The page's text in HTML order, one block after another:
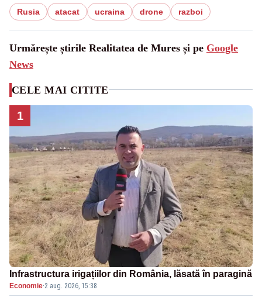
Rusia atacat ucraina drone razboi
Urmărește știrile Realitatea de Mures și pe Google
News
CELE MAI CITITE
1
Infrastructura irigațiilor din România, lăsată în paragină
Economie·2 aug. 2026, 15:38